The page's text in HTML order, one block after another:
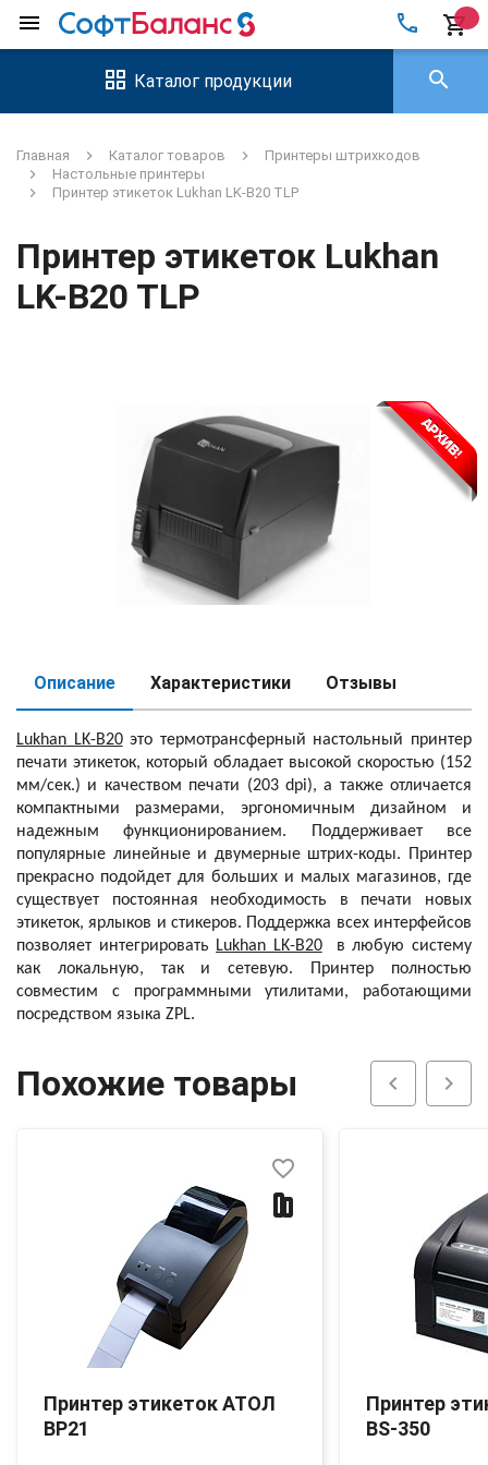
menu local_phone shopping_cart
Каталог продукции search
Главная Каталог товаров
Принтеры штрихкодов
Настольные принтеры
Принтер этикеток Lukhan LK-B20 TLP
Принтер этикеток Lukhan
LK-B20 TLP
Описание Характеристики Отзывы
Lukhan LK-B20это термотрансферный настольный принтер
печати этикеток, который обладает высокой скоростью (152
мм/сек.) и качеством печати (203 dpi), а также отличается
компактными размерами, эргономичным дизайном и
надежным функционированием. Поддерживает все
популярные линейные и двумерные штрих-коды. Принтер
прекрасно подойдет для больших и малых магазинов, где
существует постоянная необходимость в печати новых
этикеток, ярлыков и стикеров. Поддержка всех интерфейсов
позволяет интегрировать Lukhan LK-B20в любую систему
как локальную, так и сетевую. Принтер полностью
совместим с программными утилитами, работающими
посредством языка ZPL.
Похожие товары chevron_left chevron_right
Принтер этикеток АТОЛ
BP21
favorite_border
Принтер
BS-350